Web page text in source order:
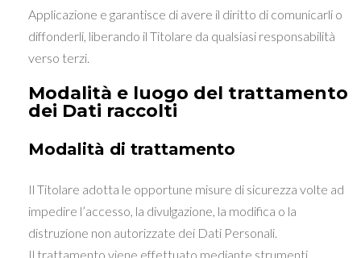
Applicazione e garantisce di avere il diritto di comunicarli o
diffonderli, liberando il Titolare da qualsiasi responsabilità
verso terzi.
Modalità e luogo del trattamento
dei Dati raccolti
Modalità di trattamento
Il Titolare adotta le opportune misure di sicurezza volte ad
impedire l’accesso, la divulgazione, la modifica o la
distruzione non autorizzate dei Dati Personali.
Il trattamento viene effettuato mediante strumenti